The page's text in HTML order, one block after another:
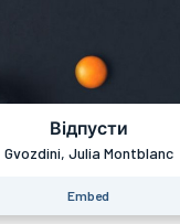
Відпусти
Gvozdini, Julia Montblanc
Embed